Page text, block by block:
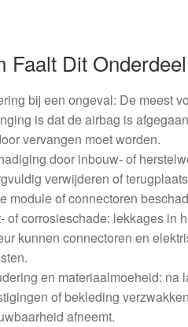
Faalt Dit
bij een ongeval: De meest
is dat de airbag is
vervangen moet worden.
door inbouw- of
verwijderen of
module of connectoren
of corrosieschade: lekkages in
kunnen connectoren en
en materiaalmoeheid: na
of bekleding
afneemt.